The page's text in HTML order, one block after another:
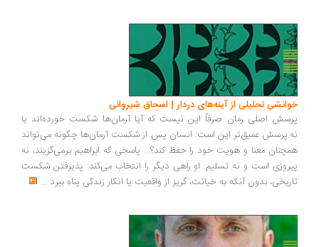
تحلیلی از آینه‌های دردار | اسحاق شیروانی
اصلی رمان صرفاً این نیست که آیا آرمان‌ها شکست خورده‌اند یا
عمیق‌تر این است: انسان پس از شکست آرمان‌ها چگونه می‌تواند
معنا و هویت خود را حفظ کند؟... پاسخی که ابراهیم برمی‌گزیند، نه
است و نه تسلیم. او راهی دیگر را انتخاب می‌کند: پذیرفتن شکست
بدون آنکه به خیانت، گریز از واقعیت یا انکار زندگی پناه ببرد...